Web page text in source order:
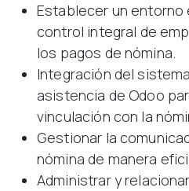
Establecer un entorno
control integral de
los pagos de nómina.
Integración del
asistencia de Odoo
vinculación con la
Gestionar la
nómina de manera
Administrar y